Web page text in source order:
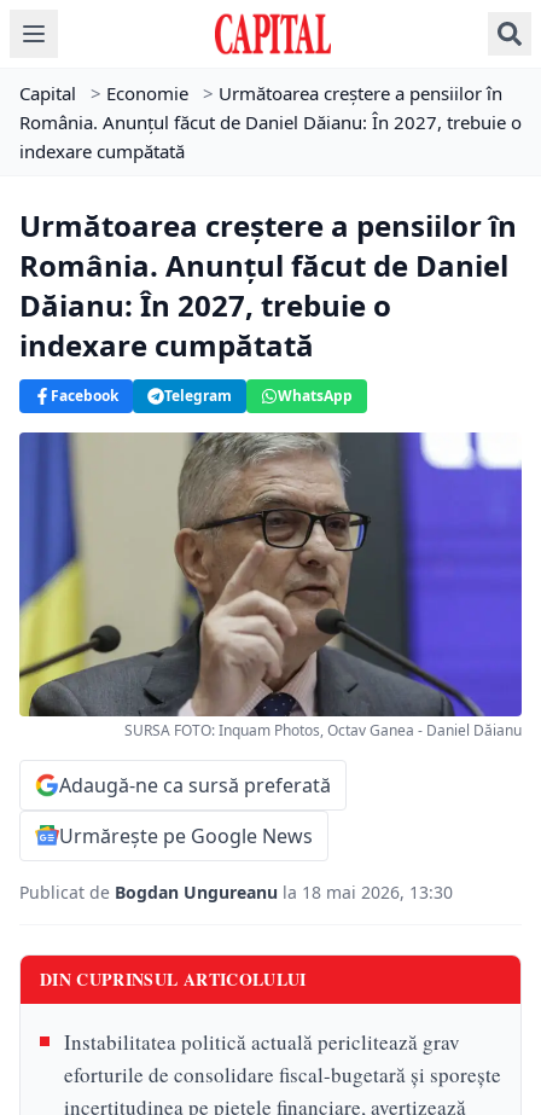
Capital > Economie > Următoarea creștere a pensiilor în
România. Anunțul făcut de Daniel Dăianu: În 2027, trebuie o
indexare cumpătată
Următoarea creștere a pensiilor în
România. Anunțul făcut de Daniel
Dăianu: În 2027, trebuie o
indexare cumpătată
Facebook Telegram WhatsApp
SURSA FOTO: Inquam Photos, Octav Ganea - Daniel Dăianu
Adaugă-ne ca sursă preferată
Urmărește pe Google News
Publicat de Bogdan Ungureanu la 18 mai 2026, 13:30
DIN CUPRINSUL ARTICOLULUI
Instabilitatea politică actuală periclitează grav
eforturile de consolidare fiscal-bugetară și sporește
incertitudinea pe piețele financiare, avertizează